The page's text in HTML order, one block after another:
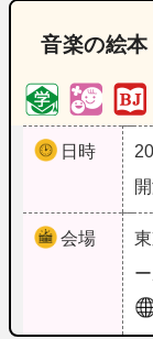
音楽の絵
日時
会場